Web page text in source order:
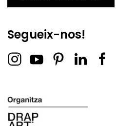
Segueix-nos!